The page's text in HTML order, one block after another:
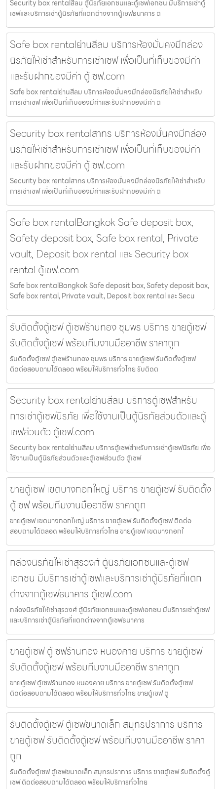
Security box rentalสีลม ตู้นิรภัยเอกชนและตู้เซฟเอกชน มีบริการเช่าตู้
เซฟและบริการเช่าตู้นิรภัยที่แตกต่างจากตู้เซฟธนาคาร ต
Safe box rentalย่านสีลม บริการห้องมั่นคงมีกล่อง
นิรภัยให้เช่าสำหรับการเช่าเซฟ เพื่อเป็นที่เก็บของมีค่า
และรับฝากของมีค่า ตู้เซฟ.com
Safe box rentalย่านสีลม บริการห้องมั่นคงมีกล่องนิรภัยให้เช่าสำหรับ
การเช่าเซฟ เพื่อเป็นที่เก็บของมีค่าและรับฝากของมีค่า ต
Security box rentalสาทร บริการห้องมั่นคงมีกล่อง
นิรภัยให้เช่าสำหรับการเช่าเซฟ เพื่อเป็นที่เก็บของมีค่า
และรับฝากของมีค่า ตู้เซฟ.com
Security box rentalสาทร บริการห้องมั่นคงมีกล่องนิรภัยให้เช่าสำหรับ
การเช่าเซฟ เพื่อเป็นที่เก็บของมีค่าและรับฝากของมีค่า ต
Safe box rentalBangkok Safe deposit box,
Safety deposit box, Safe box rental, Private
vault, Deposit box rental และ Security box
rental ตู้เซฟ.com
Safe box rentalBangkok Safe deposit box, Safety deposit box,
Safe box rental, Private vault, Deposit box rental และ Secu
รับติดตั้งตู้เซฟ ตู้เซฟร้านทอง ชุมพร บริการ ขายตู้เซฟ
รับติดตั้งตู้เซฟ พร้อมทีมงานมืออาชีพ ราคาถูก
รับติดตั้งตู้เซฟ ตู้เซฟร้านทอง ชุมพร บริการ ขายตู้เซฟ รับติดตั้งตู้เซฟ
ติดต่อสอบถามได้ตลอด พร้อมให้บริการทั่วไทย รับติดต
Security box rentalย่านสีลม บริการตู้เซฟสำหรับ
การเช่าตู้เซฟนิรภัย เพื่อใช้งานเป็นตู้นิรภัยส่วนตัวและตู้
เซฟส่วนตัว ตู้เซฟ.com
Security box rentalย่านสีลม บริการตู้เซฟสำหรับการเช่าตู้เซฟนิรภัย เพื่อ
ใช้งานเป็นตู้นิรภัยส่วนตัวและตู้เซฟส่วนตัว ตู้เซฟ
ขายตู้เซฟ เขตบางกอกใหญ่ บริการ ขายตู้เซฟ รับติดตั้ง
ตู้เซฟ พร้อมทีมงานมืออาชีพ ราคาถูก
ขายตู้เซฟ เขตบางกอกใหญ่ บริการ ขายตู้เซฟ รับติดตั้งตู้เซฟ ติดต่อ
สอบถามได้ตลอด พร้อมให้บริการทั่วไทย ขายตู้เซฟ เขตบางกอกใ
กล่องนิรภัยให้เช่าสุรวงศ์ ตู้นิรภัยเอกชนและตู้เซฟ
เอกชน มีบริการเช่าตู้เซฟและบริการเช่าตู้นิรภัยที่แตก
ต่างจากตู้เซฟธนาคาร ตู้เซฟ.com
กล่องนิรภัยให้เช่าสุรวงศ์ ตู้นิรภัยเอกชนและตู้เซฟเอกชน มีบริการเช่าตู้เซฟ
และบริการเช่าตู้นิรภัยที่แตกต่างจากตู้เซฟธนาคาร
ขายตู้เซฟ ตู้เซฟร้านทอง หนองคาย บริการ ขายตู้เซฟ
รับติดตั้งตู้เซฟ พร้อมทีมงานมืออาชีพ ราคาถูก
ขายตู้เซฟ ตู้เซฟร้านทอง หนองคาย บริการ ขายตู้เซฟ รับติดตั้งตู้เซฟ
ติดต่อสอบถามได้ตลอด พร้อมให้บริการทั่วไทย ขายตู้เซฟ ตู
รับติดตั้งตู้เซฟ ตู้เซฟขนาดเล็ก สมุทรปราการ บริการ
ขายตู้เซฟ รับติดตั้งตู้เซฟ พร้อมทีมงานมืออาชีพ ราคา
ถูก
รับติดตั้งตู้เซฟ ตู้เซฟขนาดเล็ก สมุทรปราการ บริการ ขายตู้เซฟ รับติดตั้งตู้
เซฟ ติดต่อสอบถามได้ตลอด พร้อมให้บริการทั่วไทย